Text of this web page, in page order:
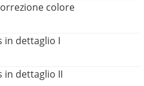
colore
in dettaglio I
in dettaglio II